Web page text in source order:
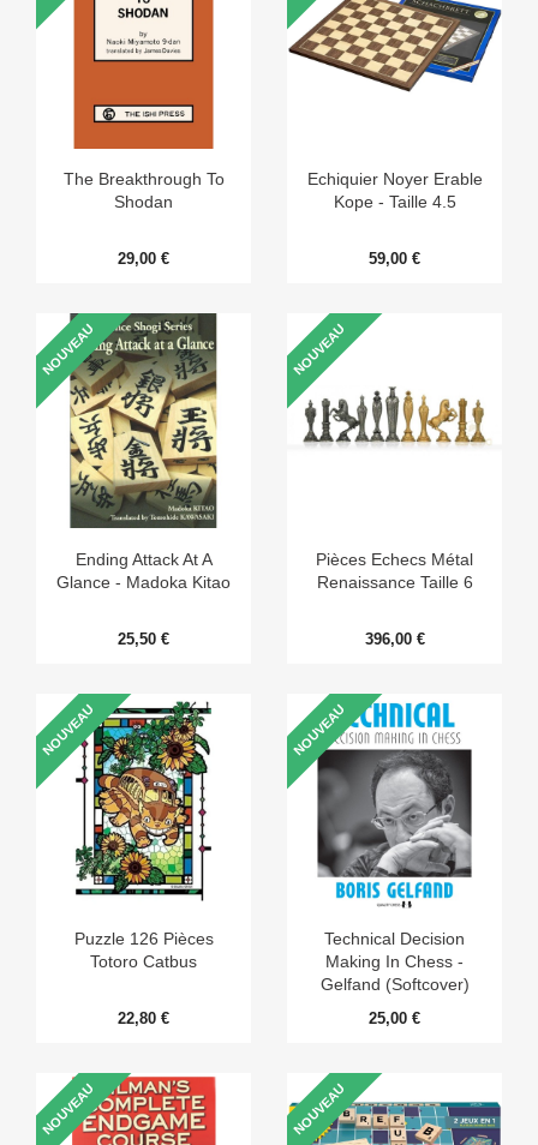
The Breakthrough To
Shodan
29,00 €
Echiquier Noyer Erable
Kope - Taille 4.5
59,00 €
Ending Attack At A
Glance - Madoka Kitao
25,50 €
NOUVEAU
Pièces Echecs Métal
Renaissance Taille 6
396,00 €
NOUVEAU
Puzzle 126 Pièces
Totoro Catbus
22,80 €
NOUVEAU
Technical Decision
Making In Chess -
Gelfand (Softcover)
25,00 €
NOUVEAU
NOUVEAU NOUVEAU